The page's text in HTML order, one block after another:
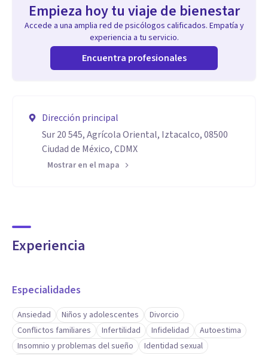
Empieza hoy tu viaje de bienestar
Accede a una amplia red de psicólogos calificados. Empatía y
experiencia a tu servicio.
Encuentra profesionales
Dirección principal
Sur 20 545, Agrícola Oriental, Iztacalco, 08500
Ciudad de México, CDMX
Mostrar en el mapa
Experiencia
Especialidades
Ansiedad Niños y adolescentes
Divorcio
Conflictos familiares
Infertilidad Infidelidad
Autoestima
Insomnio y problemas del sueño
Identidad sexual